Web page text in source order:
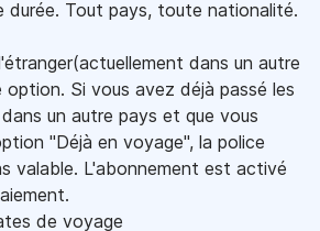
durée. Tout pays, toute nationalité.
dans un autre
Si vous avez déjà passé les
un autre pays et que vous
"Déjà en voyage", la police
valable. L'abonnement est activé
de voyage